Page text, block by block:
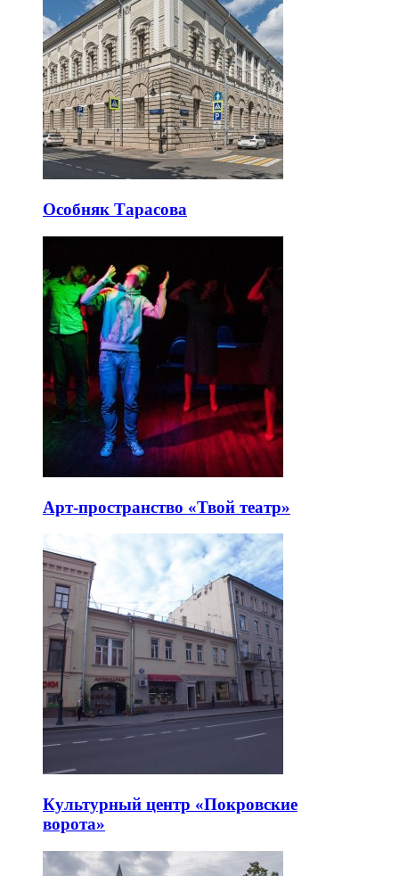
Особняк Тарасова
Арт-пространство «Твой театр»
Культурный центр «Покровские
ворота»